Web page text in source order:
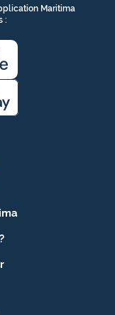
Maritima
: